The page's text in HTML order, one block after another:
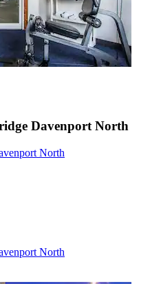
Davenport North
North
North